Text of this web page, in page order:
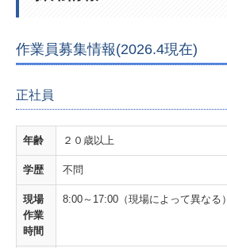
お問合せ
会社概要
所有機材
採用情報
作業員募集情報(2026.4現在)
正社員
年齢 ２０歳以上
学歴 不問
現場
作業
時間
8:00～17:00（現場によって異なる）